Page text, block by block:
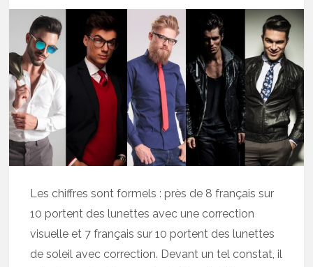
Les chiffres sont formels : près de 8 français sur
10 portent des lunettes avec une correction
visuelle et 7 français sur 10 portent des lunettes
de soleil avec correction. Devant un tel constat, il